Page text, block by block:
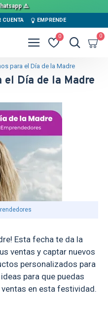
⚠️
CUENTA EMPRENDE
0 0
para el Día de la Madre
el Día de la Madre
Esta fecha te da la
ventas y captar nuevos
personalizados para
para que puedas
en esta festividad.